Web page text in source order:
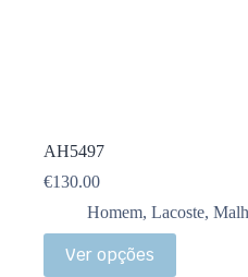
AH5497
€130.00
Homem, Lacoste,
Ver opções